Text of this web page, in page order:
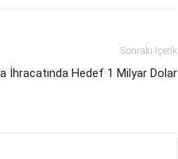
Sonraki İçerik
İhracatında Hedef 1 Milyar Dolar